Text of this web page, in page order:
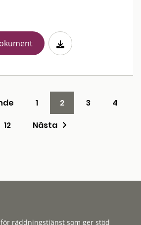
1 2 3
4
12
Nästa
räddningstjänst som ger stöd